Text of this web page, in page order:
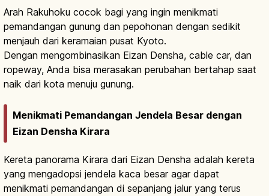
Arah Rakuhoku cocok bagi yang ingin menikmati
pemandangan gunung dan pepohonan dengan sedikit
menjauh dari keramaian pusat Kyoto.
Dengan mengombinasikan Eizan Densha, cable car, dan
ropeway, Anda bisa merasakan perubahan bertahap saat
naik dari kota menuju gunung.
Menikmati Pemandangan Jendela Besar dengan
Eizan Densha Kirara
Kereta panorama Kirara dari Eizan Densha adalah kereta
yang mengadopsi jendela kaca besar agar dapat
menikmati pemandangan di sepanjang jalur yang terus